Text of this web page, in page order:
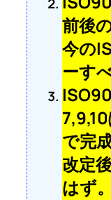
前後
今の
ーす
で完
改定
はず。